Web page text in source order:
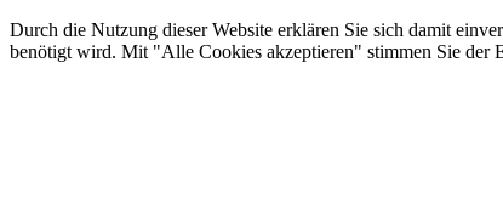
Durch die Nutzung dieser Website erklären Sie sich damit
benötigt wird. Mit "Alle Cookies akzeptieren" stimmen Sie der